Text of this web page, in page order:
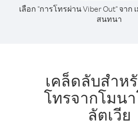
เลือก "การโทรผ่าน Viber Out" จา
สนทนา
เคล็ดลับสำห
โทรจากโมน
ลัตเวีย